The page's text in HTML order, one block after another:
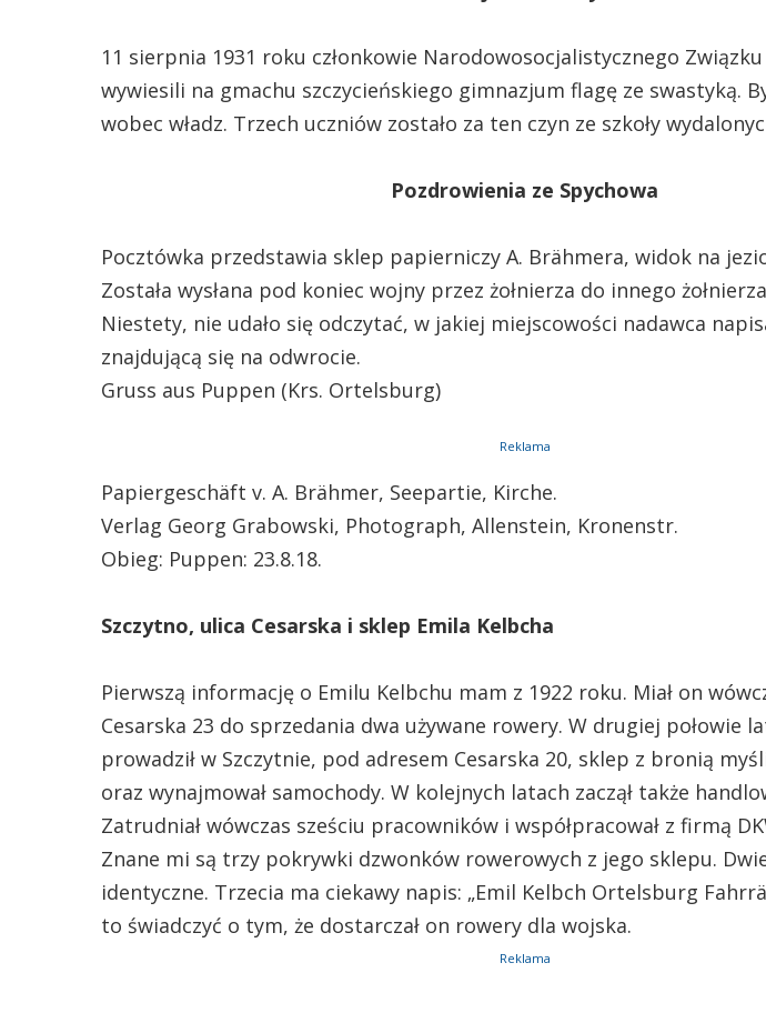
11 sierpnia 1931 roku członkowie Narodowosocjalistycznego
wywiesili na gmachu szczycieńskiego gimnazjum flagę ze swastyką.
wobec władz. Trzech uczniów zostało za ten czyn ze szkoły
Pozdrowienia ze Spychowa
Pocztówka przedstawia sklep papierniczy A. Brähmera, widok na
Została wysłana pod koniec wojny przez żołnierza do innego
Niestety, nie udało się odczytać, w jakiej miejscowości nadawca
znajdującą się na odwrocie.
Gruss aus Puppen (Krs. Ortelsburg)
Reklama
Papiergeschäft v. A. Brähmer, Seepartie, Kirche.
Verlag Georg Grabowski, Photograph, Allenstein, Kronenstr.
Obieg: Puppen: 23.8.18.
Szczytno, ulica Cesarska i sklep Emila Kelbcha
Pierwszą informację o Emilu Kelbchu mam z 1922 roku. Miał on
Cesarska 23 do sprzedania dwa używane rowery. W drugiej połowie
prowadził w Szczytnie, pod adresem Cesarska 20, sklep z bronią
oraz wynajmował samochody. W kolejnych latach zaczął także
Zatrudniał wówczas sześciu pracowników i współpracował z firmą
Znane mi są trzy pokrywki dzwonków rowerowych z jego sklepu.
identyczne. Trzecia ma ciekawy napis: „Emil Kelbch Ortelsburg
to świadczyć o tym, że dostarczał on rowery dla wojska.
Reklama